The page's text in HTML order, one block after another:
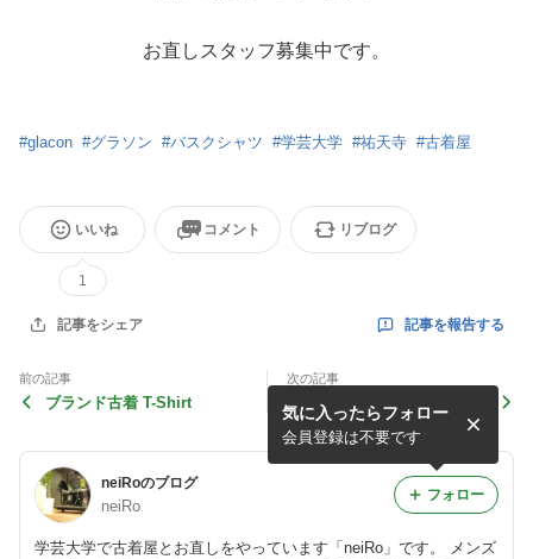
お直しスタッフ募集中です。
#glacon #グラソン #バスクシャツ #学芸大学 #祐天寺 #古着屋
いいね
1
コメント リブログ
記事をシェア 記事を報告する
前の記事
ブランド古着 T-Shirt
次の記事
USED コーチジャケット
neiRoのブログ
neiRo
学芸大学で古着屋とお直しをやっています「neiRo」です。 メンズ
気に入ったらフォロー
会員登録は不要です
フォロー